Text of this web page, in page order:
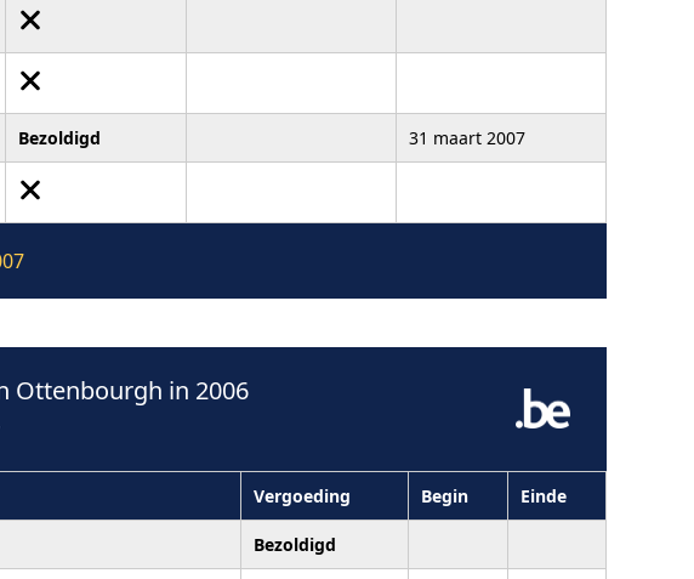
Bezoldigd 31 maart 2007
Ottenbourgh in 2006
Vergoeding Begin Einde
Bezoldigd